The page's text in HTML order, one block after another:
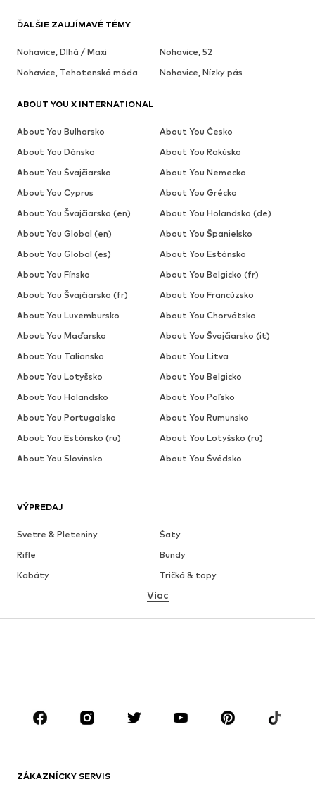
VÝPREDAJ
Svetre & Pleteniny
Šaty
Rifle
Bundy
Kabáty
Tričká & topy
Bielizeň
Sukne
Blúzky & tuniky
Doplnky
Premium
Nové
Viac
ZÁKAZNÍCKY SERVIS
ĎALŠIE ZAUJÍMAVÉ TÉMY
Nohavice, Dlhá / Maxi
Nohavice, 52
Nohavice, Tehotenská móda
Nohavice, Nízky pás
ABOUT YOU X INTERNATIONAL
About You Bulharsko
About You Česko
About You Dánsko
About You Rakúsko
About You Švajčiarsko
About You Nemecko
About You Cyprus
About You Grécko
About You Švajčiarsko (en)
About You Holandsko (de)
About You Global (en)
About You Španielsko
About You Global (es)
About You Estónsko
About You Fínsko
About You Belgicko (fr)
About You Švajčiarsko (fr)
About You Francúzsko
About You Luxembursko
About You Chorvátsko
About You Maďarsko
About You Švajčiarsko (it)
About You Taliansko
About You Litva
About You Lotyšsko
About You Belgicko
About You Holandsko
About You Poľsko
About You Portugalsko
About You Rumunsko
About You Estónsko (ru)
About You Lotyšsko (ru)
About You Slovinsko
About You Švédsko